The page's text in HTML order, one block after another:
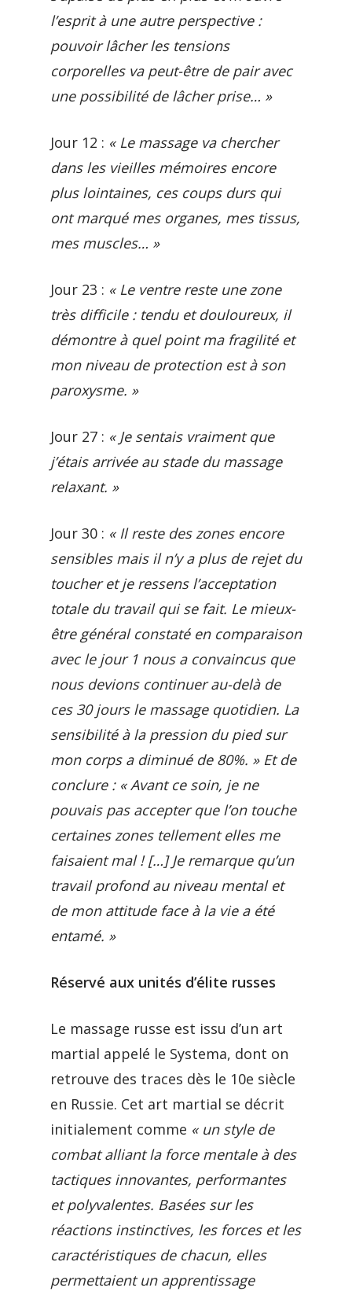
l’esprit à une autre perspective :
pouvoir lâcher les tensions
corporelles va peut-être de pair avec
une possibilité de lâcher prise… »
Jour 12 : « Le massage va chercher
dans les vieilles mémoires encore
plus lointaines, ces coups durs qui
ont marqué mes organes, mes tissus,
mes muscles… »
Jour 23 : « Le ventre reste une zone
très difficile : tendu et douloureux, il
démontre à quel point ma fragilité et
mon niveau de protection est à son
paroxysme. »
Jour 27 : « Je sentais vraiment que
j’étais arrivée au stade du massage
relaxant. »
Jour 30 : « Il reste des zones encore
sensibles mais il n’y a plus de rejet du
toucher et je ressens l’acceptation
totale du travail qui se fait. Le mieux-
être général constaté en comparaison
avec le jour 1 nous a convaincus que
nous devions continuer au-delà de
ces 30 jours le massage quotidien. La
sensibilité à la pression du pied sur
mon corps a diminué de 80%. » Et de
conclure : « Avant ce soin, je ne
pouvais pas accepter que l’on touche
certaines zones tellement elles me
faisaient mal ! […] Je remarque qu’un
travail profond au niveau mental et
de mon attitude face à la vie a été
entamé. »
Réservé aux unités d’élite russes
Le massage russe est issu d’un art
martial appelé le Systema, dont on
retrouve des traces dès le 10e siècle
en Russie. Cet art martial se décrit
initialement comme « un style de
combat alliant la force mentale à des
tactiques innovantes, performantes
et polyvalentes. Basées sur les
réactions instinctives, les forces et les
caractéristiques de chacun, elles
permettaient un apprentissage